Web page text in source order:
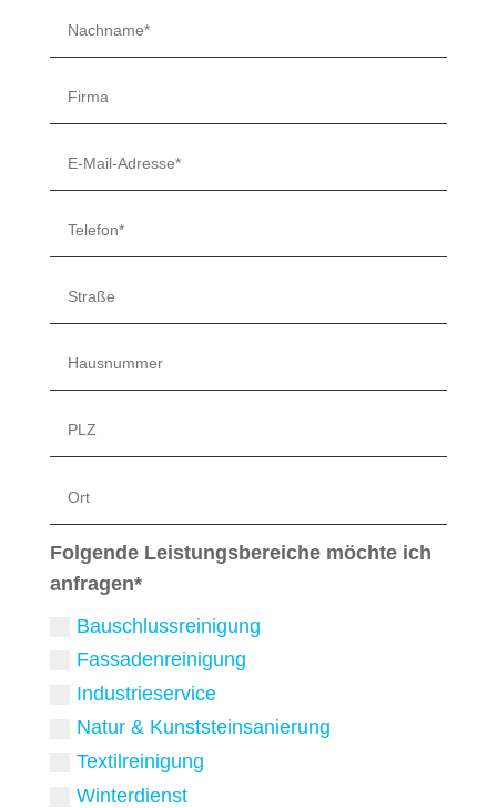
Folgende Leistungsbereiche möchte ich
anfragen*
Bauschlussreinigung
Fassadenreinigung
Industrieservice
Natur & Kunststeinsanierung
Textilreinigung
Winterdienst